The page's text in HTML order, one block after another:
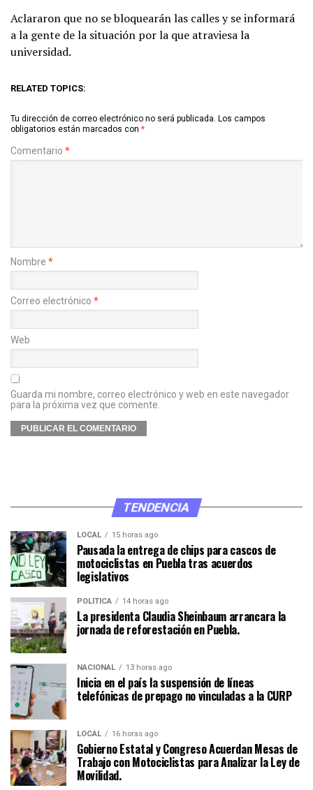
Aclararon que no se bloquearán las calles y se informará
a la gente de la situación por la que atraviesa la
universidad.
RELATED TOPICS:
Tu dirección de correo electrónico no será publicada. Los campos
obligatorios están marcados con *
Comentario *
Nombre *
Correo electrónico *
Web
Guarda mi nombre, correo electrónico y web en este navegador
para la próxima vez que comente.
TENDENCIA
LOCAL 15 horas ago
Pausada la entrega de chips para cascos de
motociclistas en Puebla tras acuerdos
legislativos
POLÍTICA 14 horas ago
La presidenta Claudia Sheinbaum arrancara la
jornada de reforestación en Puebla.
NACIONAL 13 horas ago
Inicia en el país la suspensión de líneas
telefónicas de prepago no vinculadas a la CURP
LOCAL 16 horas ago
Gobierno Estatal y Congreso Acuerdan Mesas de
Trabajo con Motociclistas para Analizar la Ley de
Movilidad.